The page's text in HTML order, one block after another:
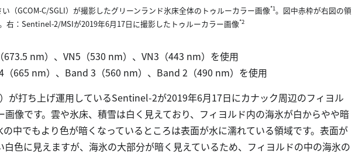
（GCOM-C/SGLI）が撮影したグリーンランド氷床全体のトゥルーカラー画像*1。図中赤枠が右図の領
右：Sentinel-2/MSIが2019年6月17日に撮影したトゥルーカラー画像*2
673.5 nm）、VN5（530 nm）、VN3（443 nm）を使用
（665 nm）、Band 3（560 nm）、Band 2（490 nm）を使用
が打ち上げ運用しているSentinel-2が2019年6月17日にカナック周辺のフィヨル
画像です。雲や氷床、積雪は白く見えており、フィヨルド内の海氷が白からやや暗
中でもより色が暗くなっているところは表面が水に濡れている領域です。表面が
色に見えますが、海氷の大部分が暗く見えているため、フィヨルドの中の海氷の